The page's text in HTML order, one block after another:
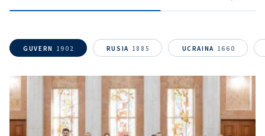
GUVERN 1902 RUSIA 1885 UCRAINA 1660